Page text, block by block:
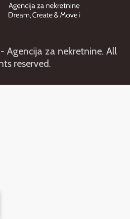
Agencija za nekretnine. All
reserved.